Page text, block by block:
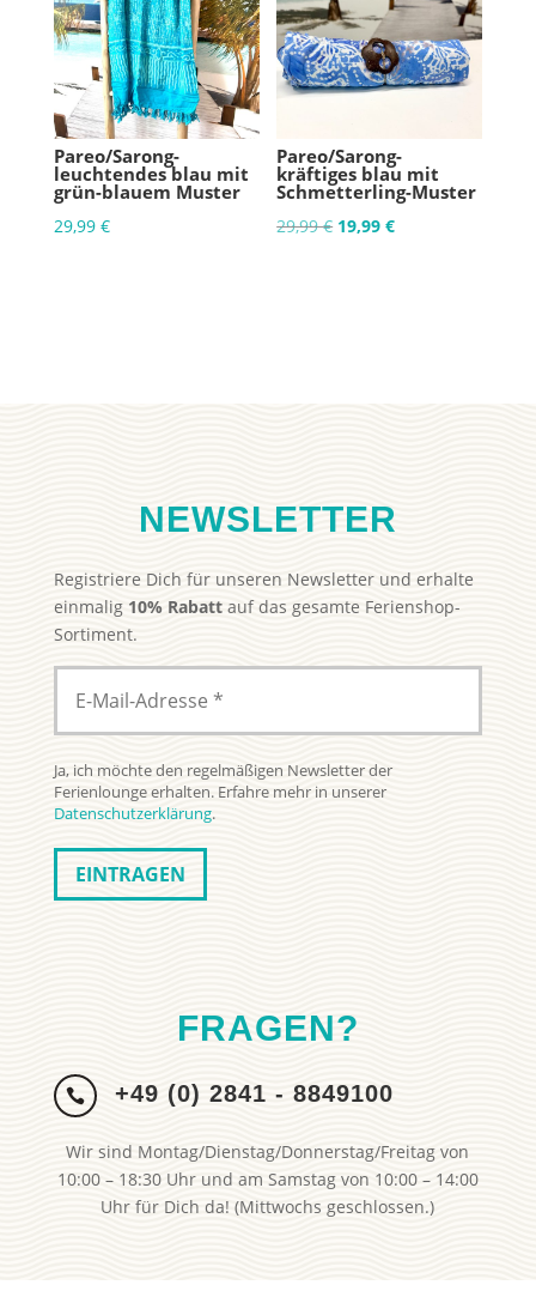
Pareo/Sarong-
leuchtendes blau mit
grün-blauem Muster
29,99 €
Pareo/Sarong-
kräftiges blau mit
Schmetterling-Muster
29,99€ Ursprünglicher
19,99€Aktueller
NEWSLETTER
Registriere Dich für unseren Newsletter und erhalte
einmalig 10% Rabattauf das gesamte Ferienshop-
Sortiment.
Ja, ich möchte den regelmäßigen Newsletter der
Ferienlounge erhalten. Erfahre mehr in unserer
Datenschutzerklärung.
FRAGEN?
 +49 (0) 2841 - 8849100
Wir sind Montag/Dienstag/Donnerstag/Freitag von
10:00 – 18:30 Uhr und am Samstag von 10:00 – 14:00
Uhr für Dich da! (Mittwochs geschlossen.)